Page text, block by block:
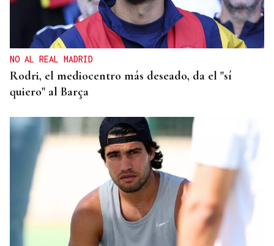
NO AL REAL MADRID
Rodri, el mediocentro más deseado, da el "sí
quiero" al Barça